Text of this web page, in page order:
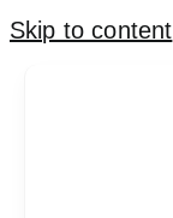
Skip to content